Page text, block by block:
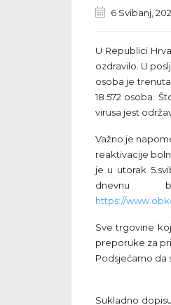
6 Svibanj,
U Republici
ozdravilo. U
osoba je
18.572 osoba.
virusa jest
Važno je
reaktivacije
je u utorak
dnevnu
https://
Sve trgovine
preporuke za
Podsjećamo da
Sukladno